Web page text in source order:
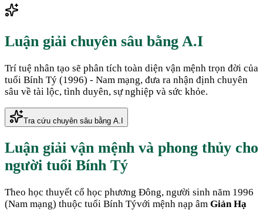
Luận giải chuyên sâu bằng A.I
Trí tuệ nhân tạo sẽ phân tích toàn diện vận mệnh trọn đời của
tuổi Bính Tý (1996) - Nam mạng, đưa ra nhận định chuyên
sâu về tài lộc, tình duyên, sự nghiệp và sức khỏe.
Tra cứu chuyên sâu bằng A.I
Luận giải vận mệnh và phong thủy cho
người tuổi Bính Tý
Theo học thuyết cổ học phương Đông, người sinh năm 1996
(Nam mạng) thuộc tuổi Bính Tývới mệnh nạp âm Giản Hạ